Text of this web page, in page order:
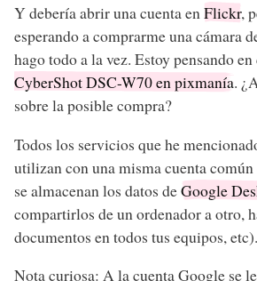
Y debería abrir una cuenta enFlickr,
esperando a comprarme una cámara
hago todo a la vez. Estoy pensando
CyberShot DSC-W70 en pixmanía.
sobre la posible compra?
Todos los servicios que he
utilizan con una misma cuenta
se almacenan los datos deGoogle
compartirlos de un ordenador a otro,
documentos en todos tus equipos, etc).
Nota curiosa: A la cuenta Google se